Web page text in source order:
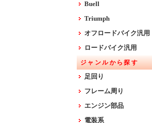
Buell
Triumph
オフロードバイク汎用
ロードバイク汎用
ジャンルから探す
足回り
フレーム周り
エンジン部品
電装系